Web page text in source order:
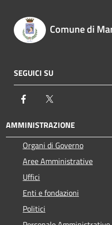
Comune di
SEGUICI SU
Facebook
AMMINISTRAZIONE
Organi di Governo
Aree Amministrative
Uffici
Enti e fondazioni
Politici